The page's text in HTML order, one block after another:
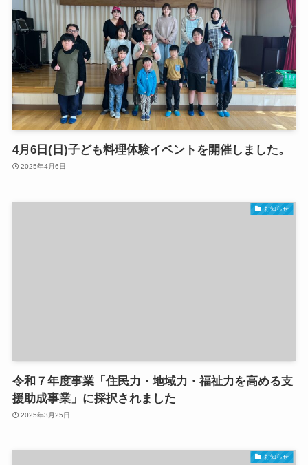
4月6日(日)子ども料理体験イベントを開催しました。
2025年4月6日
お知らせ
令和７年度事業「住民力・地域力・福祉力を高める支
援助成事業」に採択されました
2025年3月25日
お知らせ